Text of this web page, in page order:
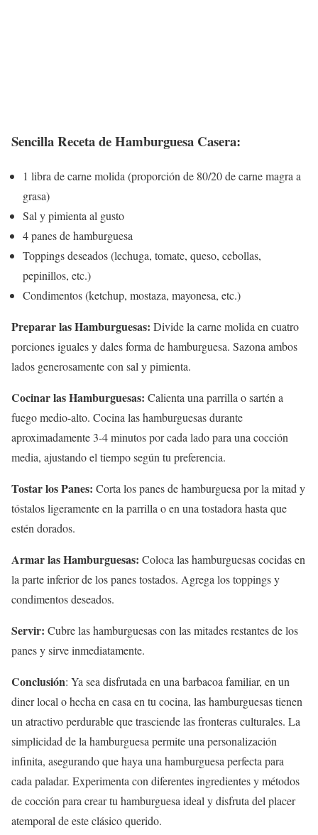
Sencilla Receta de Hamburguesa Casera:
1 libra de carne molida (proporción de 80/20 de carne magra a
grasa)
Sal y pimienta al gusto
4 panes de hamburguesa
Toppings deseados (lechuga, tomate, queso, cebollas,
pepinillos, etc.)
Condimentos (ketchup, mostaza, mayonesa, etc.)
Preparar las Hamburguesas: Divide la carne molida en cuatro
porciones iguales y dales forma de hamburguesa. Sazona ambos
lados generosamente con sal y pimienta.
Cocinar las Hamburguesas: Calienta una parrilla o sartén a
fuego medio-alto. Cocina las hamburguesas durante
aproximadamente 3-4 minutos por cada lado para una cocción
media, ajustando el tiempo según tu preferencia.
Tostar los Panes: Corta los panes de hamburguesa por la mitad y
tóstalos ligeramente en la parrilla o en una tostadora hasta que
estén dorados.
Armar las Hamburguesas: Coloca las hamburguesas cocidas en
la parte inferior de los panes tostados. Agrega los toppings y
condimentos deseados.
Servir: Cubre las hamburguesas con las mitades restantes de los
panes y sirve inmediatamente.
Conclusión: Ya sea disfrutada en una barbacoa familiar, en un
diner local o hecha en casa en tu cocina, las hamburguesas tienen
un atractivo perdurable que trasciende las fronteras culturales. La
simplicidad de la hamburguesa permite una personalización
infinita, asegurando que haya una hamburguesa perfecta para
cada paladar. Experimenta con diferentes ingredientes y métodos
de cocción para crear tu hamburguesa ideal y disfruta del placer
atemporal de este clásico querido.